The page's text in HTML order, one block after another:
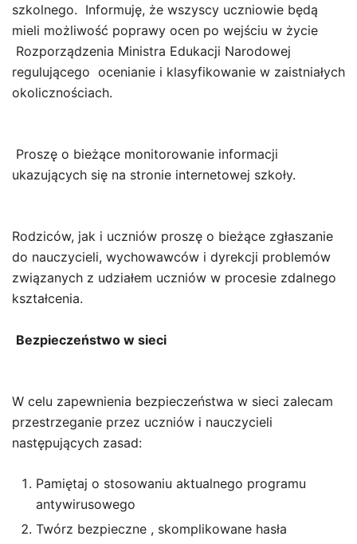
szkolnego. Informuję, że wszyscy uczniowie będą
mieli możliwość poprawy ocen po wejściu w życie
Rozporządzenia Ministra Edukacji Narodowej
regulującego ocenianie i klasyfikowanie w zaistniałych
okolicznościach.
Proszę o bieżące monitorowanie informacji
ukazujących się na stronie internetowej szkoły.
Rodziców, jak i uczniów proszę o bieżące zgłaszanie
do nauczycieli, wychowawców i dyrekcji problemów
związanych z udziałem uczniów w procesie zdalnego
kształcenia.
Bezpieczeństwo w sieci
W celu zapewnienia bezpieczeństwa w sieci zalecam
przestrzeganie przez uczniów i nauczycieli
następujących zasad:
Pamiętaj o stosowaniu aktualnego programu
antywirusowego
Twórz bezpieczne , skomplikowane hasła